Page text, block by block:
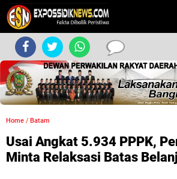
Home / Batam
Usai Angkat 5.934 PPPK,
Minta Relaksasi Batas